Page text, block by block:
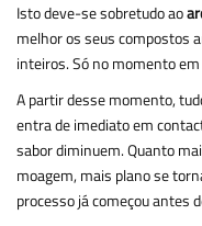
Isto deve-se sobretudo ao
melhor os seus compostos
inteiros. Só no momento
A partir desse momento,
entra de imediato em
sabor diminuem. Quanto
moagem, mais plano se
processo já começou antes